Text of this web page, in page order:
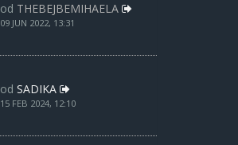
od THEBEJBEMIHAELA
09 JUN 2022, 13:31
od SADIKA
15 FEB 2024, 12:10